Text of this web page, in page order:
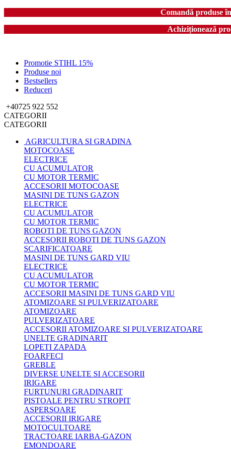
Comandă produse
Achiziționează
Promotie STIHL 15%
Produse noi
Bestsellers
Reduceri
+40725 922 552
CATEGORII
CATEGORII
AGRICULTURA SI GRADINA
MOTOCOASE
ELECTRICE
CU ACUMULATOR
CU MOTOR TERMIC
ACCESORII MOTOCOASE
MASINI DE TUNS GAZON
ELECTRICE
CU ACUMULATOR
CU MOTOR TERMIC
ROBOTI DE TUNS GAZON
ACCESORII ROBOTI DE TUNS GAZON
SCARIFICATOARE
MASINI DE TUNS GARD VIU
ELECTRICE
CU ACUMULATOR
CU MOTOR TERMIC
ACCESORII MASINI DE TUNS GARD VIU
ATOMIZOARE SI PULVERIZATOARE
ATOMIZOARE
PULVERIZATOARE
ACCESORII ATOMIZOARE SI PULVERIZATOARE
UNELTE GRADINARIT
LOPETI ZAPADA
FOARFECI
GREBLE
DIVERSE UNELTE SI ACCESORII
IRIGARE
FURTUNURI GRADINARIT
PISTOALE PENTRU STROPIT
ASPERSOARE
ACCESORII IRIGARE
MOTOCULTOARE
TRACTOARE IARBA-GAZON
EMONDOARE